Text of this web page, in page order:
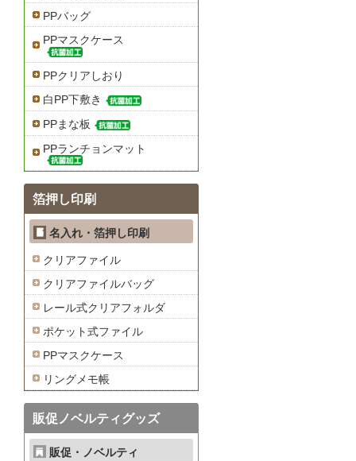
PPバッグ
PPマスクケース
PPクリアしおり
白PP下敷き
PPまな板
PPランチョンマット
箔押し印刷
名入れ・箔押し印刷
クリアファイル
クリアファイルバッグ
レール式クリアフォルダ
ポケット式ファイル
PPマスクケース
リングメモ帳
販促ノベルティグッズ
販促・ノベルティ